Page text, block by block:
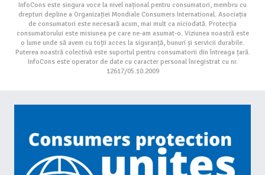
InfoCons este singura voce la nivel național pentru consumatori, membru cu
drepturi depline a Organizației Mondiale Consumers International. Asociația
de consumatori este necesară acum, mai mult ca niciodată. Protecția
consumatorului este misiunea pe care ne-am asumat-o. Viziunea noastră este
o lume unde să avem cu toții acces la siguranță, bunuri și servicii durabile.
Puterea noastră colectivă este suportul pentru consumatorii din întreaga țară.
InfoCons este operator de date cu caracter personal înregistrat cu nr.
12617/05.10.2009